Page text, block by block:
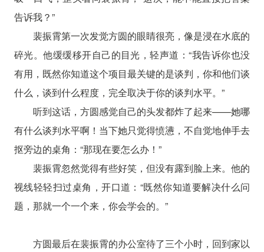
告诉我？”
裴振霄第一次发觉方圆的眼睛很亮，像是浸在水底的
碎光。他缓缓移开自己的目光，轻声道：“我告诉你也没
有用，既然你知道这个项目最关键的是谈判，你和他们谈
什么，谈到什么程度，完全取决于你的谈判水平。”
听到这话，方圆感觉自己的头发都炸了起来——她哪
有什么谈判水平啊！当下她只觉得愤懑，不自觉地伸手去
抠旁边的桌角：“那现在要怎么办！”
裴振霄忽然觉得有些好笑，但没有露到脸上来。他的
视线轻轻扫过桌角，开口道：“既然你知道要解决什么问
题，那就一个一个来，你会学会的。”
方圆最后在裴振霄的办公室待了三个小时，回到家以